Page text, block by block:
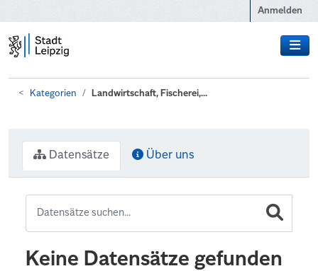
Anmelden
Kategorien Landwirtschaft, Fischerei,...
Datensätze Über uns
Keine Datensätze gefunden